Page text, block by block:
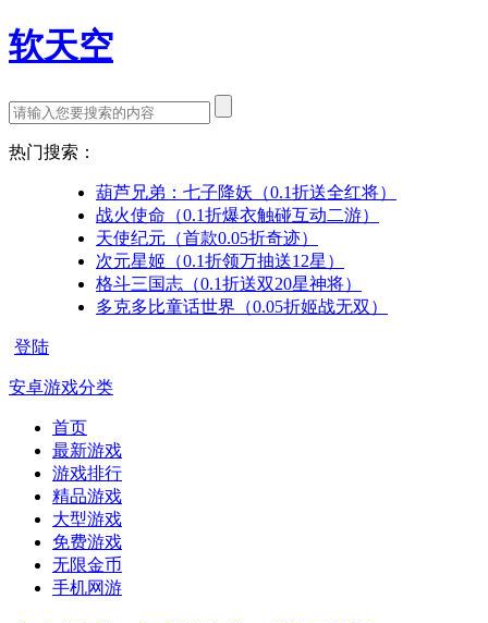
软天空
热门搜索：
葫芦兄弟：七子降妖（0.1折送全红将）
战火使命（0.1折爆衣触碰互动二游）
天使纪元（首款0.05折奇迹）
次元星姬（0.1折领万抽送12星）
格斗三国志（0.1折送双20星神将）
多克多比童话世界（0.05折姬战无双）
登陆
安卓游戏分类
首页
最新游戏
游戏排行
精品游戏
大型游戏
免费游戏
无限金币
手机网游